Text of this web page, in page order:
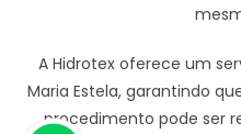
A Hidrotex oferece um
Maria Estela, garantindo
procedimento pode ser